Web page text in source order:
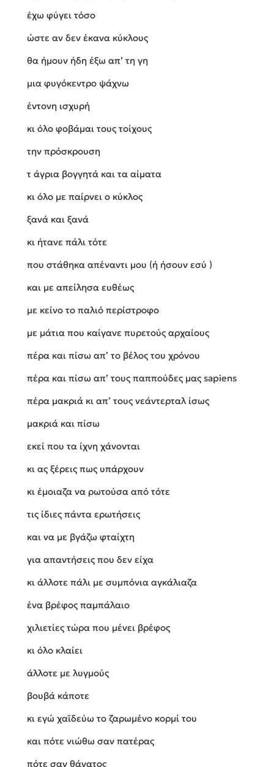
έχω φύγει τόσο
ώστε αν δεν έκανα κύκλους
θα ήμουν ήδη έξω απ’ τη γη
μια φυγόκεντρο ψάχνω
έντονη ισχυρή
κι όλο φοβάμαι τους τοίχους
την πρόσκρουση
τ άγρια βογγητά και τα αίματα
κι όλο με παίρνει ο κύκλος
ξανά και ξανά
κι ήτανε πάλι τότε
που στάθηκα απέναντι μου (ή ήσουν εσύ )
και με απείλησα ευθέως
με κείνο το παλιό περίστροφο
με μάτια που καίγανε πυρετούς αρχαίους
πέρα και πίσω απ’ το βέλος του χρόνου
πέρα και πίσω απ’ τους παππούδες μας sapiens
πέρα μακριά κι απ’ τους νεάντερταλ ίσως
μακριά και πίσω
εκεί που τα ίχνη χάνονται
κι ας ξέρεις πως υπάρχουν
κι έμοιαζα να ρωτούσα από τότε
τις ίδιες πάντα ερωτήσεις
και να με βγάζω φταίχτη
για απαντήσεις που δεν είχα
κι άλλοτε πάλι με συμπόνια αγκάλιαζα
ένα βρέφος παμπάλαιο
χιλιετίες τώρα που μένει βρέφος
κι όλο κλαίει
άλλοτε με λυγμούς
βουβά κάποτε
κι εγώ χαϊδεύω το ζαρωμένο κορμί του
και πότε νιώθω σαν πατέρας
πότε σαν θάνατος